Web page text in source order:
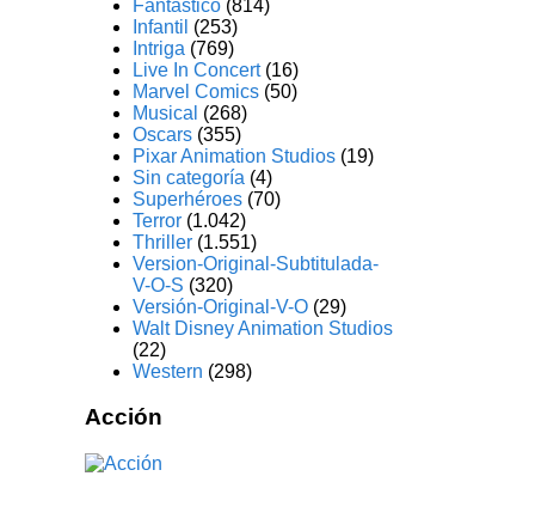
Fantástico (814)
Infantil (253)
Intriga (769)
Live In Concert(16)
Marvel Comics (50)
Musical (268)
Oscars (355)
Pixar Animation Studios (19)
Sin categoría (4)
Superhéroes (70)
Terror (1.042)
Thriller (1.551)
Version-Original-Subtitulada-
V-O-S (320)
Versión-Original-V-O (29)
Walt Disney Animation Studios
(22)
Western (298)
Acción